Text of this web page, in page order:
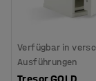
Verfügbar in
Ausführungen
Tresor GOLD,